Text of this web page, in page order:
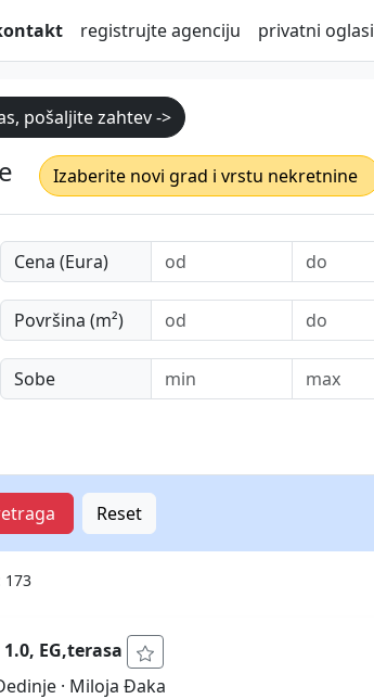
registrujte agenciju privatni oglasi
pošaljite zahtev ->
Izaberite novi grad i vrstu nekretnine
Cena (Eura)
Površina (m²)
Sobe
Reset
173
EG,terasa
· Miloja Đaka